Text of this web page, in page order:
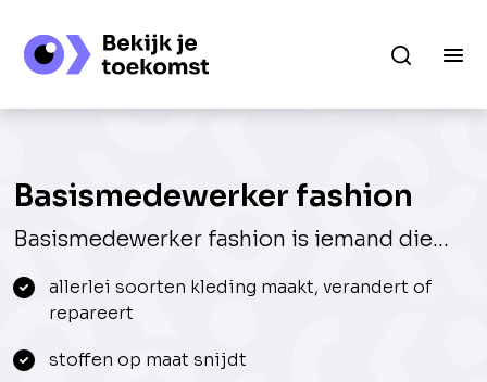
Basismedewerker fashion
Basismedewerker fashion is iemand die...
allerlei soorten kleding maakt, verandert of
repareert
stoffen op maat snijdt